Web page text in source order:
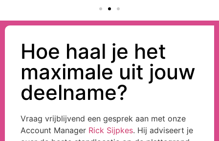
Hoe haal je het
maximale uit jouw
deelname?
Vraag vrijblijvend een gesprek aan met onze
Account Manager Rick Sijpkes. Hij adviseert je